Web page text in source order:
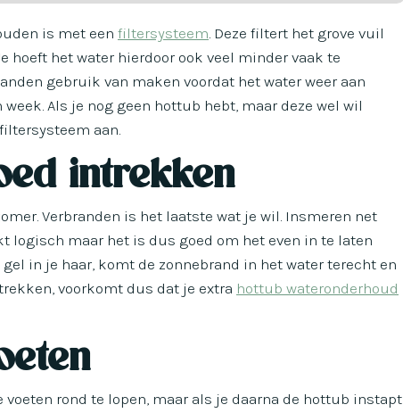
is met een filtersysteem. Deze filtert het grove vuil
hoeft het water hierdoor ook veel minder vaak te
gebruik van maken voordat het water weer aan
Als je nog geen hottub hebt, maar deze wel wil
aan.
intrekken
Verbranden is het laatste wat je wil. Insmeren net
logisch maar het is dus goed om het even in te laten
in je haar, komt de zonnebrand in het water terecht en
voorkomt dus dat je extra hottub wateronderhoud
rond te lopen, maar als je daarna de hottub instapt